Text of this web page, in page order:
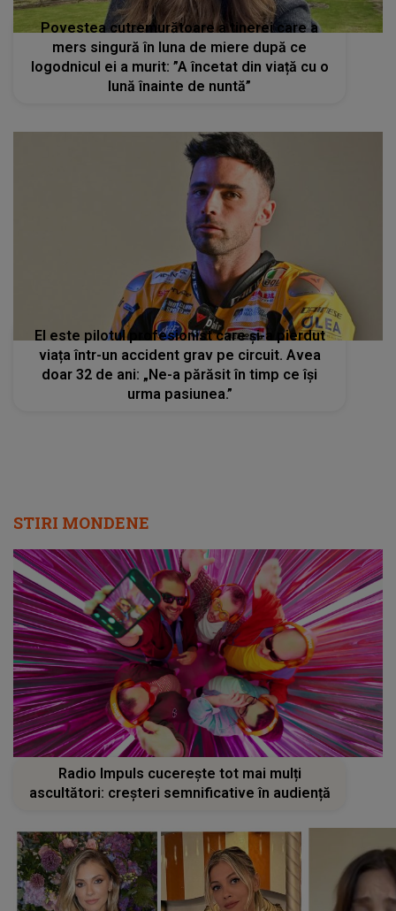
Povestea cutremurătoare a tinerei care a
mers singură în luna de miere după ce
logodnicul ei a murit: ”A încetat din viață cu o
lună înainte de nuntă”
El este pilotul profesionist care și-a pierdut
viața într-un accident grav pe circuit. Avea
doar 32 de ani: „Ne-a părăsit în timp ce își
urma pasiunea.”
STIRI MONDENE
Radio Impuls cucerește tot mai mulți
ascultători: creșteri semnificative în audiență